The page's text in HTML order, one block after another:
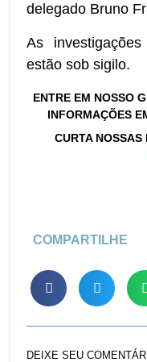
delegado Bruno
As
estão sob sigilo.
ENTRE EM NOSSO
INFORMAÇÕES
CURTA NOSSAS
COMPARTILHE
DEIXE SEU